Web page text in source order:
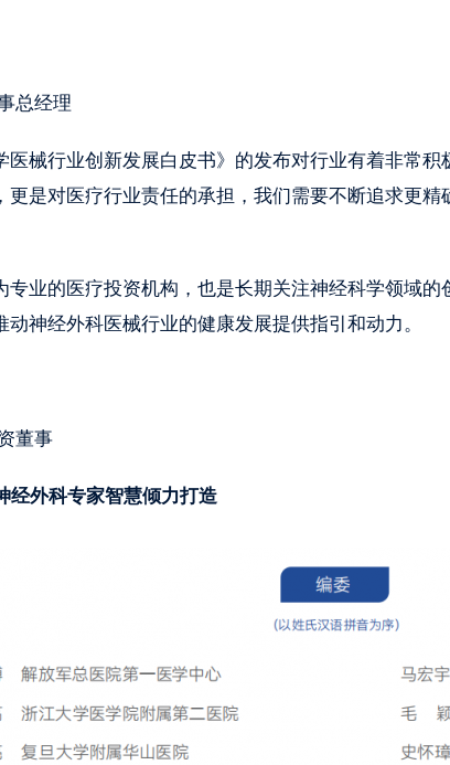
总经理
行业创新发展白皮书》的发布对行业有着非常积
更是对医疗行业责任的承担，我们需要不断追求更
的医疗投资机构，也是长期关注神经科学领域的
神经外科医械行业的健康发展提供指引和动力。
董事
经外科专家智慧倾力打造